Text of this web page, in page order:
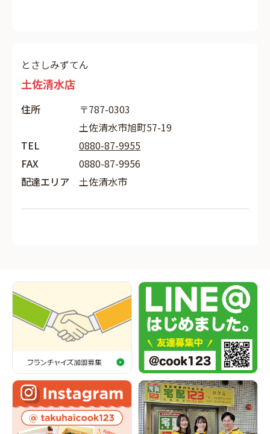
とさしみずてん
土佐清水店
住所
〒787-0303
土佐清水市旭町57-19
TEL
0880-87-9955
FAX
0880-87-9956
配達エリア
土佐清水市